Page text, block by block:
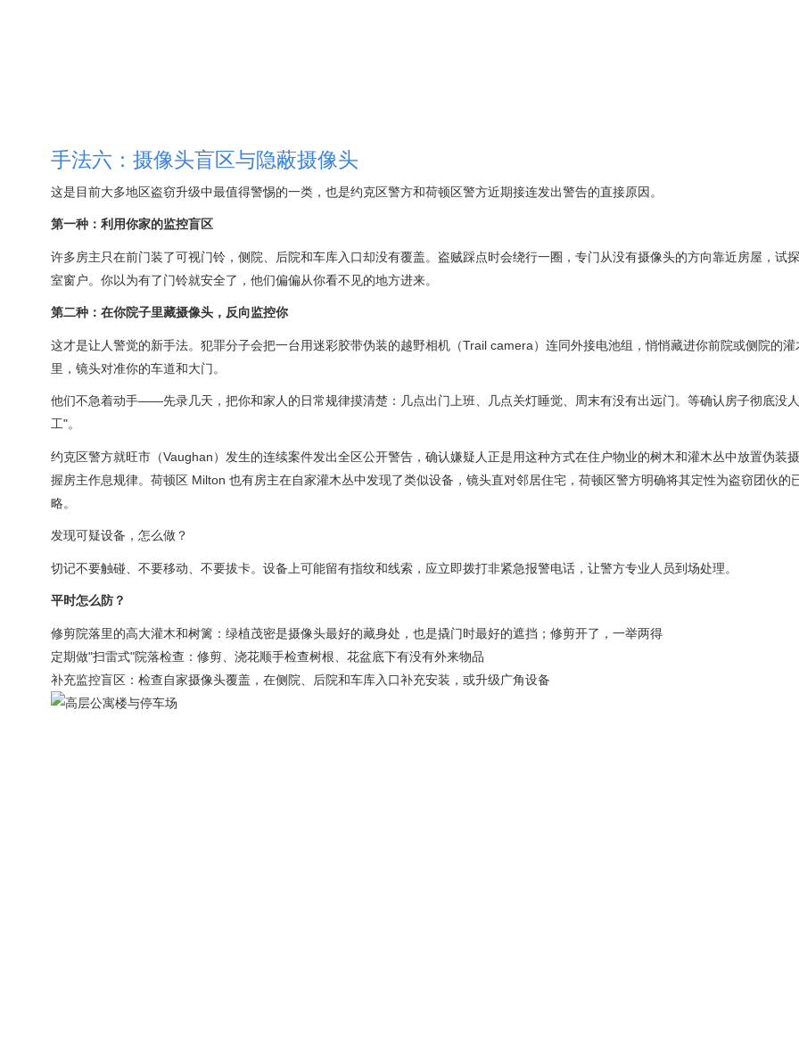
手法六：摄像头盲区与隐蔽摄像头
这是目前大多地区盗窃升级中最值得警惕的一类，也是约克区警方和荷顿区警方近期接连发出警告的直接原因。
第一种：利用你家的监控盲区
许多房主只在前门装了可视门铃，侧院、后院和车库入口却没有覆盖。盗贼踩点时会绕行一圈，专门从没有摄像头的方向靠近房屋，试
室窗户。你以为有了门铃就安全了，他们偏偏从你看不见的地方进来。
第二种：在你院子里藏摄像头，反向监控你
这才是让人警觉的新手法。犯罪分子会把一台用迷彩胶带伪装的越野相机（Trail camera）连同外接电池组，悄悄藏进你前院或侧院的灌
里，镜头对准你的车道和大门。
他们不急着动手——先录几天，把你和家人的日常规律摸清楚：几点出门上班、几点关灯睡觉、周末有没有出远门。等确认房子彻底没
工"。
约克区警方就旺市（Vaughan）发生的连续案件发出全区公开警告，确认嫌疑人正是用这种方式在住户物业的树木和灌木丛中放置伪装
握房主作息规律。荷顿区 Milton 也有房主在自家灌木丛中发现了类似设备，镜头直对邻居住宅，荷顿区警方明确将其定性为盗窃团伙的
略。
发现可疑设备，怎么做？
切记不要触碰、不要移动、不要拔卡。设备上可能留有指纹和线索，应立即拨打非紧急报警电话，让警方专业人员到场处理。
平时怎么防？
修剪院落里的高大灌木和树篱：绿植茂密是摄像头最好的藏身处，也是撬门时最好的遮挡；修剪开了，一举两得
定期做"扫雷式"院落检查：修剪、浇花顺手检查树根、花盆底下有没有外来物品
补充监控盲区：检查自家摄像头覆盖，在侧院、后院和车库入口补充安装，或升级广角设备